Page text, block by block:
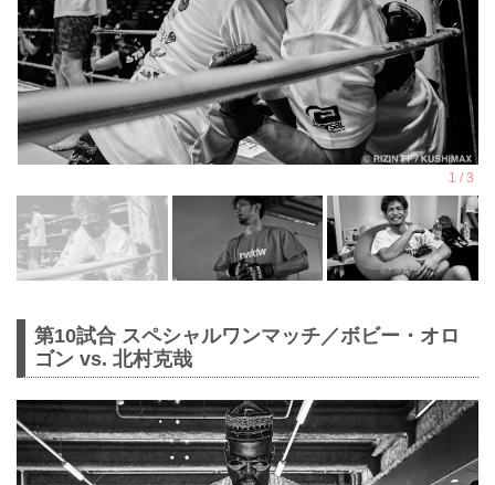
第10試合 スペシャルワンマッチ／ボビー・オロ
ゴン vs. 北村克哉